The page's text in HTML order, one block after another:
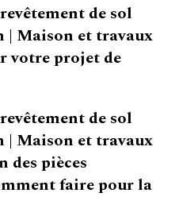
de sol
| Maison et travaux
votre projet de
de sol
| Maison et travaux
des pièces
faire pour la